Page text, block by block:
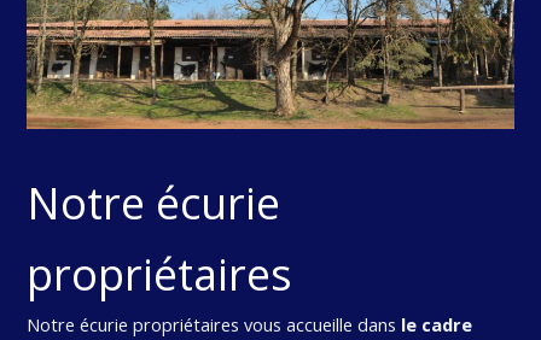
Notre écurie
propriétaires
Notre écurie propriétaires vous accueille dans le cadre